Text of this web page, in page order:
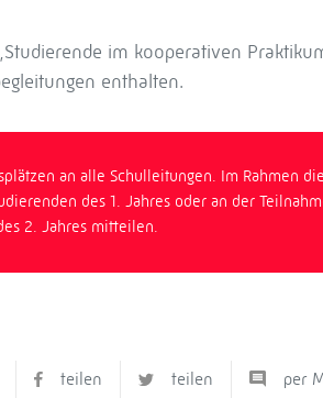
im kooperativen
enthalten.
an alle Schulleitungen. Im Rahmen
des 1. Jahres oder an der
2. Jahres mitteilen.
teilen teilen per